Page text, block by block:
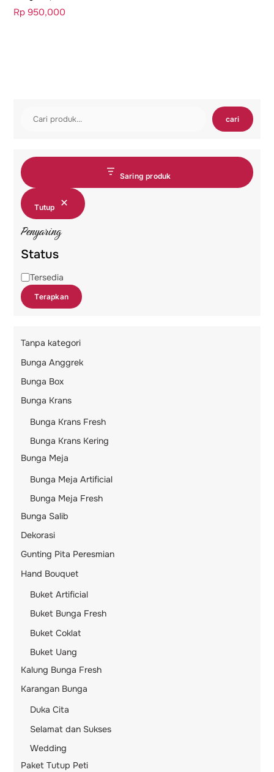
Rp 950,000
cari
Saring produk
Tutup
Penyaring
Status
Status
Tersedia
Terapkan
Tanpa kategori
Bunga Anggrek
Bunga Box
Bunga Krans
Bunga Krans Fresh
Bunga Krans Kering
Bunga Meja
Bunga Meja Artificial
Bunga Meja Fresh
Bunga Salib
Dekorasi
Gunting Pita Peresmian
Hand Bouquet
Buket Artificial
Buket Bunga Fresh
Buket Coklat
Buket Uang
Kalung Bunga Fresh
Karangan Bunga
Duka Cita
Selamat dan Sukses
Wedding
Paket Tutup Peti